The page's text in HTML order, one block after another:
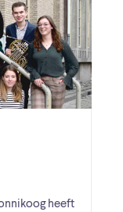
heeft